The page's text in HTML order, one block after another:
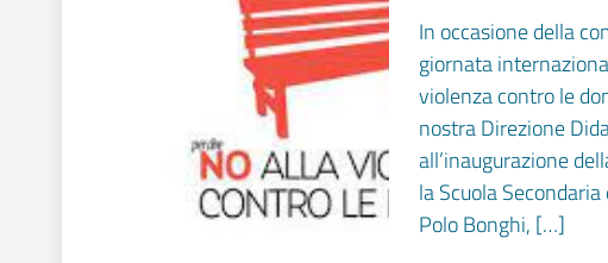
In occasione della
giornata
violenza contro le
nostra Direzione
all’inaugurazione
la Scuola Secondaria
Polo Bonghi, […]